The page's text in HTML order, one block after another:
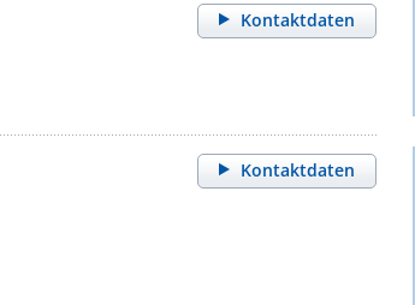
Kontaktdaten
Kontaktdaten